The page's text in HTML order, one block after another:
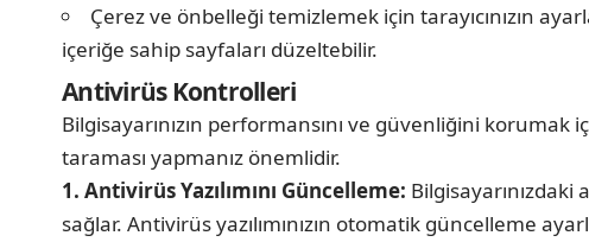
Çerez ve önbelleği temizlemek için tarayıcınızın
içeriğe sahip sayfaları düzeltebilir.
Antivirüs Kontrolleri
Bilgisayarınızın performansını ve güvenliğini korumak
taraması yapmanız önemlidir.
1. Antivirüs Yazılımını Güncelleme: Bilgisayarınızdaki
sağlar. Antivirüs yazılımınızın otomatik güncelleme